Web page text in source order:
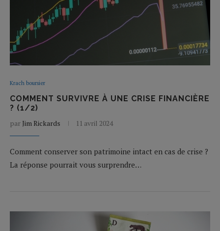
Krach boursier
COMMENT SURVIVRE À UNE CRISE FINANCIÈRE
? (1/2)
par Jim Rickards 11 avril 2024
Comment conserver son patrimoine intact en cas de crise ?
La réponse pourrait vous surprendre…